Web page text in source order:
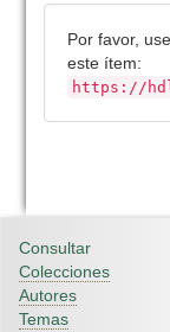
Por favor,
este ítem:
https://
Consultar
Colecciones
Autores
Temas